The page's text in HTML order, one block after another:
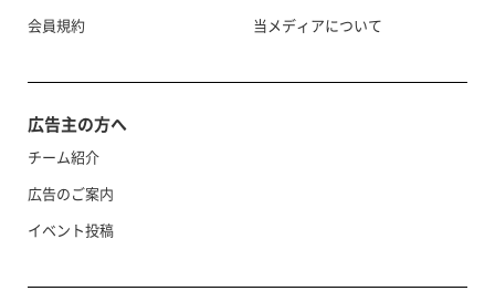
会員規約
当メディアについて
広告主の方へ
チーム紹介
広告のご案内
イベント投稿